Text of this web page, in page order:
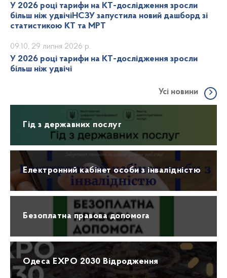
У 2026 році тарифи на КТ-дослідження зросли
більш ніж удвічіНСЗУ запустила новий дашборд зі
статистикою КТ та МРТ
У 2026 році тарифи на КТ-дослідження зросли
більш ніж удвічі
09:10, 29 липня 2026 р.
Усі новини
Гід з державних послуг
Електронний кабінет особи з інвалідністю
Безоплатна правова допомога
Одеса EXPO 2030 Відродження